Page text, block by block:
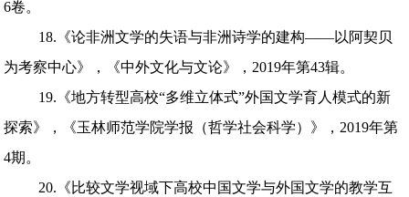
6卷。
18.《论非洲文学的失语与非洲诗学的建构——以阿契贝
为考察中心》，《中外文化与文论》，2019年第43辑。
19.《地方转型高校“多维立体式”外国文学育人模式的新
探索》，《玉林师范学院学报（哲学社会科学）》，2019年第
4期。
20.《比较文学视域下高校中国文学与外国文学的教学互